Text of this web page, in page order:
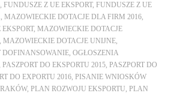
,FUNDUSZE Z UE EKSPORT,FUNDUSZE Z UE
,MAZOWIECKIE DOTACJE DLA FIRM 2016
,MAZOWIECKIE DOTACJE
,MAZOWIECKIE DOTACJE UNIJNE
DOFINANSOWANIE ,OGŁOSZENIA
,PASZPORT DO EKSPORTU 2015 ,PASZPORT DO
DO EXPORTU 2016 ,PISANIE WNIOSKÓW
,PLAN ROZWOJU EKSPORTU ,PLAN